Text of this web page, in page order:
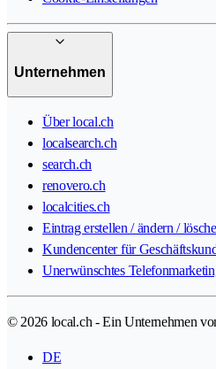
Unternehmen
Über local.ch
localsearch.ch
search.ch
renovero.ch
localcities.ch
Eintrag erstellen / ändern /
Kundencenter für
Unerwünschtes
© 2026 local.ch - Ein Unternehmen
DE